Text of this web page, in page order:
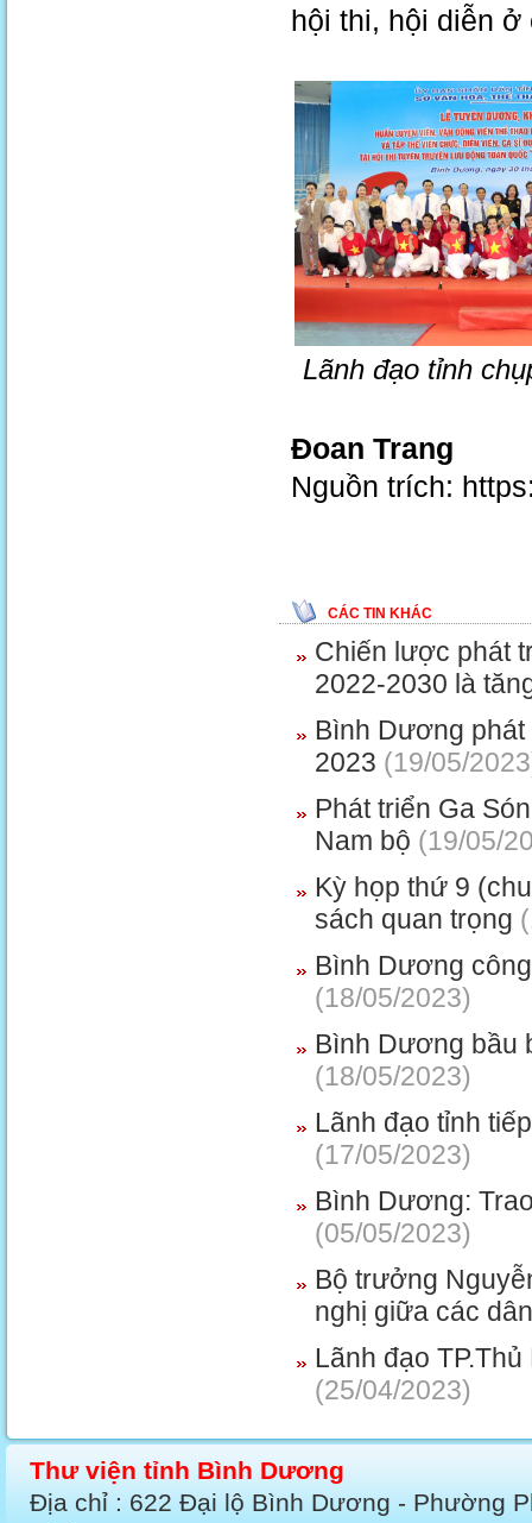
hội thi, hội diễn
Lãnh đạo tỉnh
Đoan Trang
Nguồn trích:
CÁC TIN KHÁC
Chiến lược phát
2022-2030 là
Bình Dương phát
2023 (19/05/
Phát triển Ga
Nam bộ (19/05/
Kỳ họp thứ 9
sách quan trọng
Bình Dương
(18/05/2023)
Bình Dương bầu
(18/05/2023)
Lãnh đạo tỉnh
(17/05/2023)
Bình Dương:
(05/05/2023)
Bộ trưởng
nghị giữa các
Lãnh đạo
(25/04/2023)
Thư viện tỉnh Bình Dương
Địa chỉ : 622 Đại lộ Bình Dương - Phường